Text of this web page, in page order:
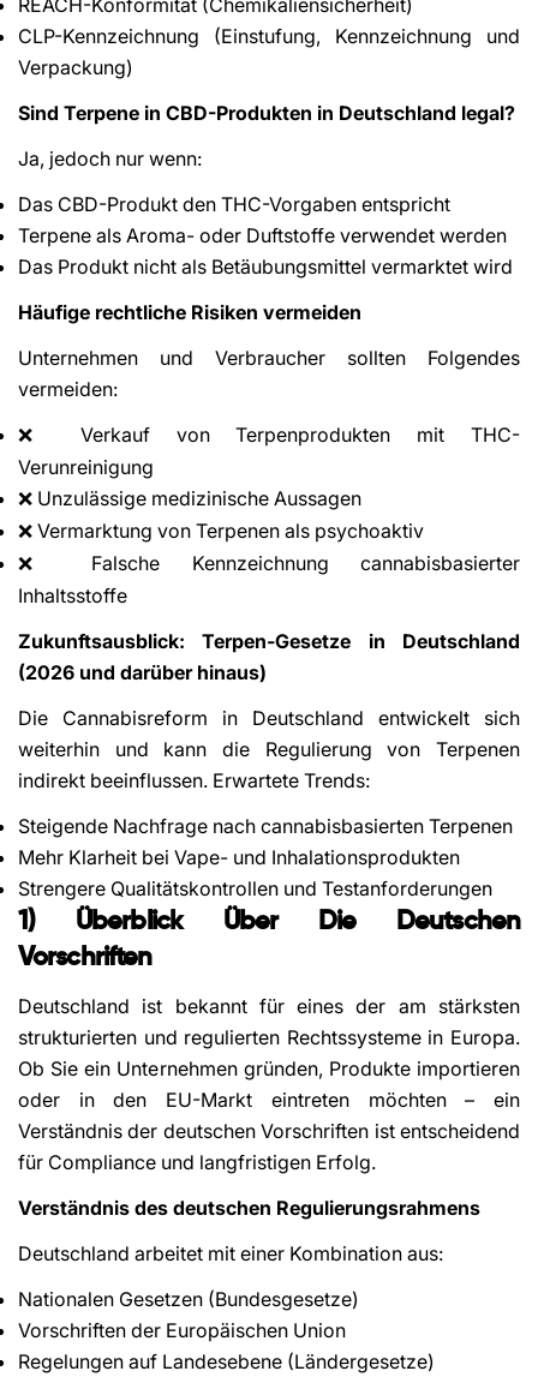
CLP-Kennzeichnung (Einstufung, Kennzeichnung und
Verpackung)
Sind Terpene in CBD-Produkten in Deutschland legal?
Ja, jedoch nur wenn:
Das CBD-Produkt den THC-Vorgaben entspricht
Terpene als Aroma- oder Duftstoffe verwendet werden
Das Produkt nicht als Betäubungsmittel vermarktet wird
Häufige rechtliche Risiken vermeiden
Unternehmen und Verbraucher sollten Folgendes
vermeiden:
❌
Verkauf von Terpenprodukten mit THC-
Verunreinigung
❌ Unzulässige medizinische Aussagen
❌ Vermarktung von Terpenen als psychoaktiv
❌
Falsche Kennzeichnung cannabisbasierter
Inhaltsstoffe
Zukunftsausblick: Terpen-Gesetze in Deutschland
(2026 und darüber hinaus)
Die Cannabisreform in Deutschland entwickelt sich
weiterhin und kann die Regulierung von Terpenen
indirekt beeinflussen. Erwartete Trends:
Steigende Nachfrage nach cannabisbasierten Terpenen
Mehr Klarheit bei Vape- und Inhalationsprodukten
Strengere Qualitätskontrollen und Testanforderungen
1) Überblick Über Die Deutschen
Vorschriften
Deutschland ist bekannt für eines der am stärksten
strukturierten und regulierten Rechtssysteme in Europa.
Ob Sie ein Unternehmen gründen, Produkte importieren
oder in den EU-Markt eintreten möchten – ein
Verständnis der deutschen Vorschriften ist entscheidend
für Compliance und langfristigen Erfolg.
Verständnis des deutschen Regulierungsrahmens
Deutschland arbeitet mit einer Kombination aus:
Nationalen Gesetzen (Bundesgesetze)
Vorschriften der Europäischen Union
Regelungen auf Landesebene (Ländergesetze)